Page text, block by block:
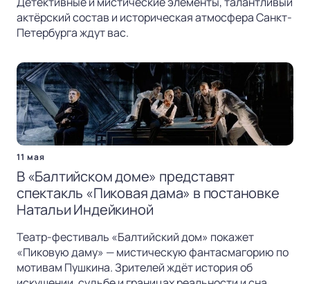
актёрский состав и историческая атмосфера Санкт-
Петербурга ждут вас.
11 мая
В «Балтийском доме» представят
спектакль «Пиковая дама» в постановке
Натальи Индейкиной
Театр-фестиваль «Балтийский дом» покажет
«Пиковую даму» — мистическую фантасмагорию по
мотивам Пушкина. Зрителей ждёт история об